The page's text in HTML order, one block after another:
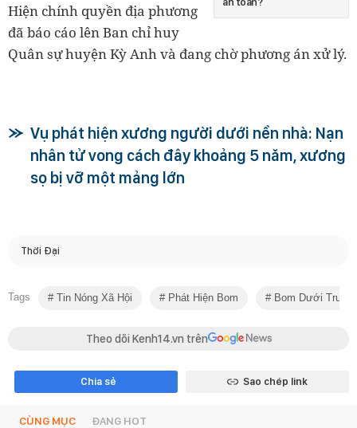
Hiện chính quyền địa phương
đã báo cáo lên Ban chỉ huy
Quân sự huyện Kỳ Anh và đang chờ phương án xử lý.
Vụ phát hiện xương người dưới nền nhà: Nạn
nhân tử vong cách đây khoảng 5 năm, xương
sọ bị vỡ một mảng lớn
Thời Đại
Tags Tin Nóng Xã Hội Phát Hiện Bom Bom Dưới
Theo dõi Kenh14.vn trên
Chia sẻ Sao chép link
CÙNG MỤC ĐANG HOT